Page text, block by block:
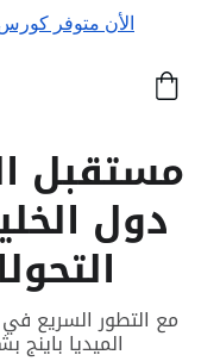
الأن متوفر كورس
مستقبل
دول
مع التطور السريع في
الميديا